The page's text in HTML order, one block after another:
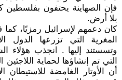
فإن الصهاينة يحتفون
بلا أرض.
كان دعمهم لإسرائيل رمزيًا،
المغرية التي تزرعها الدول
وتسستند إليها . انجذب هؤلاء
التي تم إنشاؤها لحماية
أن الأوتار الغامضة